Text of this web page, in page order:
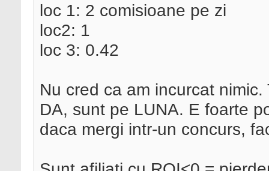
loc 1: 2 comisioane pe zi
loc2: 1
loc 3: 0.42
Nu cred ca am incurcat
DA, sunt pe LUNA. E foarte
daca mergi intr-un concurs,